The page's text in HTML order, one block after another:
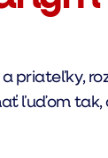
priateľky,
ľuďom tak,